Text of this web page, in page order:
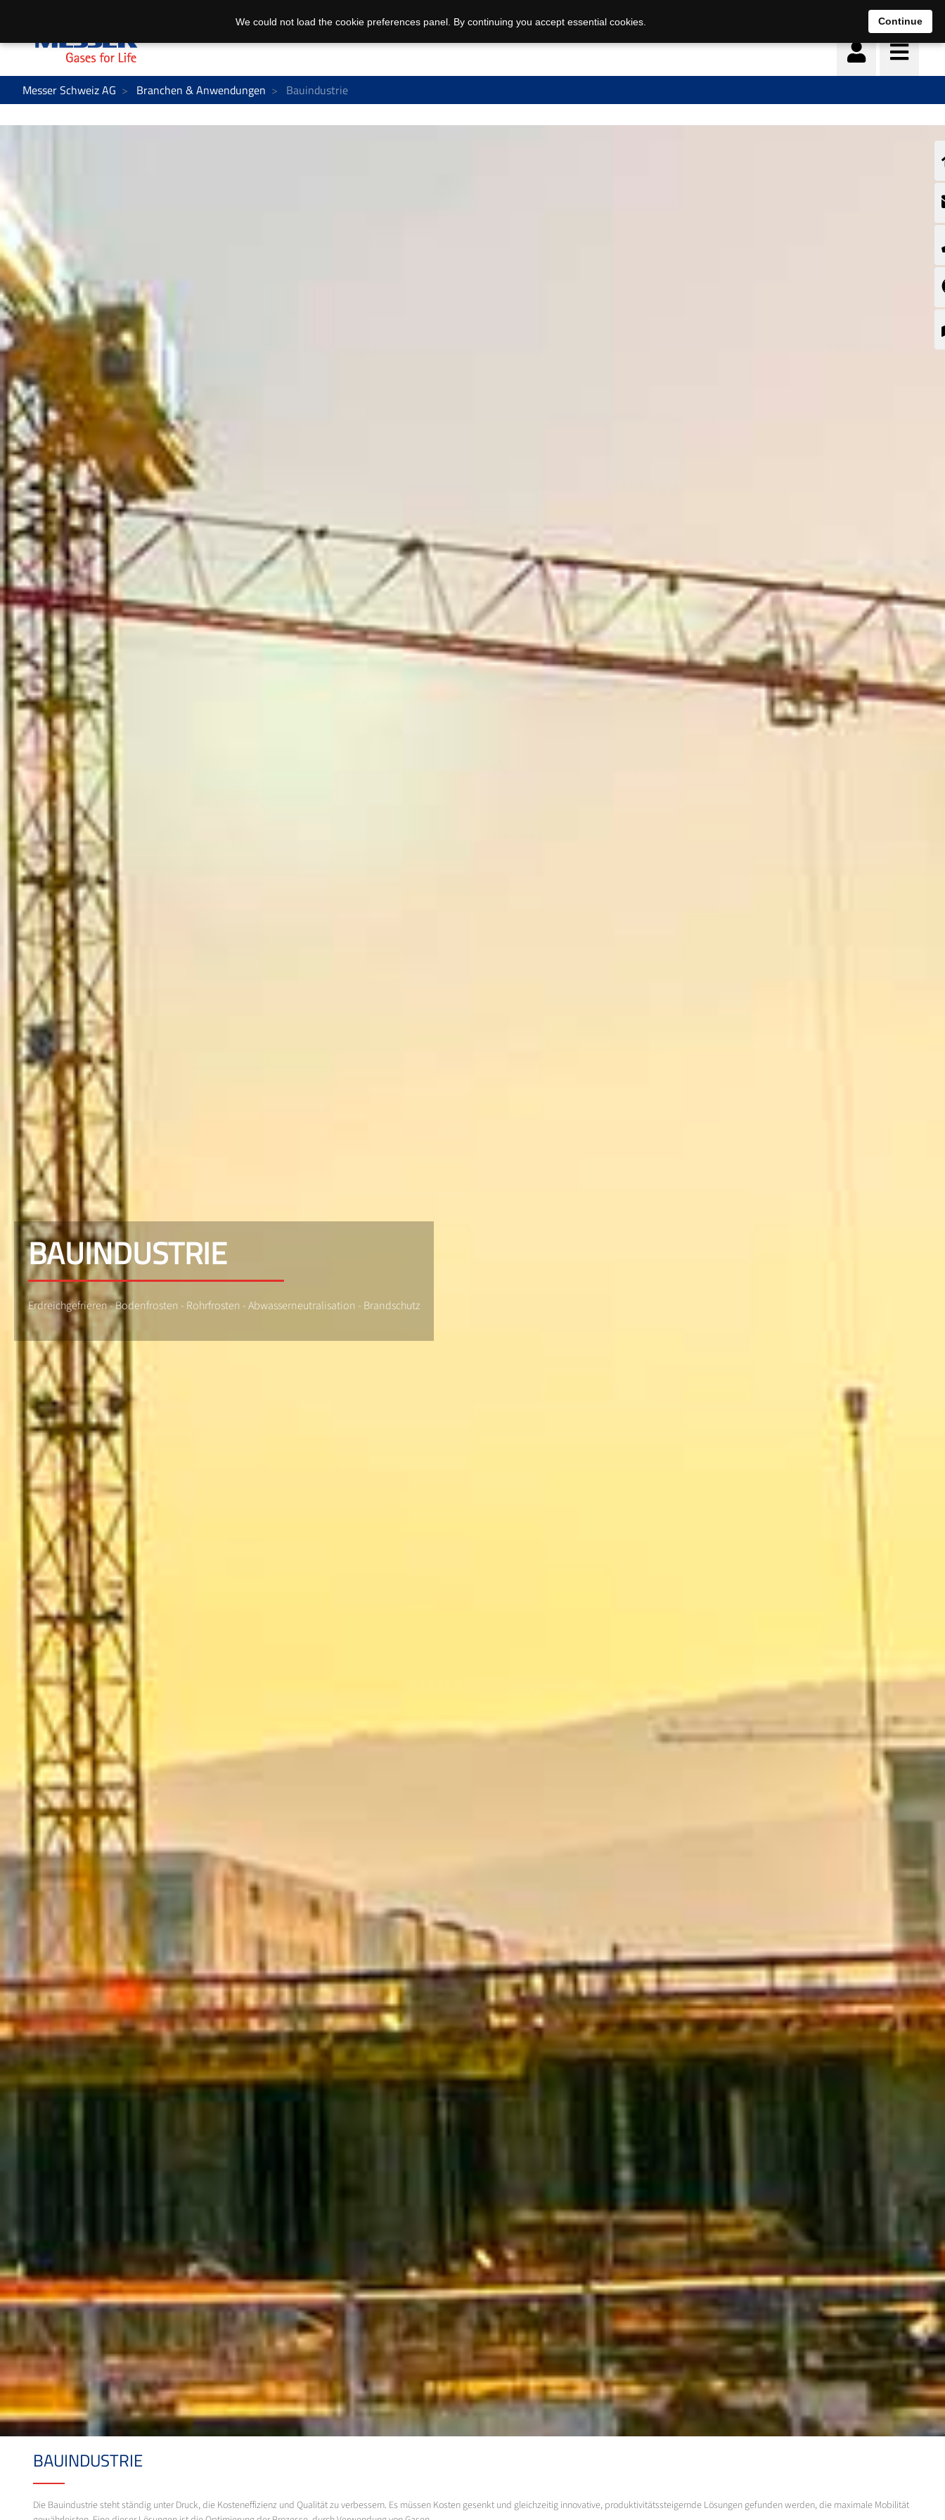
Deutsch français
Messer Schweiz AG Branchen & Anwendungen Bauindustrie
BAUINDUSTRIE
Erdreichgefrieren - Bodenfrosten - Rohrfrosten - Abwasserneutralisation - Brandschutz
BAUINDUSTRIE
Die Bauindustrie steht ständig unter Druck, die Kosteneffizienz und Qualität zu verbessern. Es müssen Kosten gesenkt und gleichzeitig innovative, produktivitätssteigernde Lösungen gefunden werden, die maximale Mobilität
We could not load the cookie preferences panel. By continuing you accept essential cookies. Continue